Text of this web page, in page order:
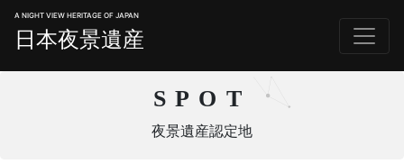
A NIGHT VIEW HERITAGE OF JAPAN
日本夜景遺産
SPOT
夜景遺産認定地